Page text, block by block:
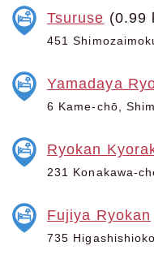
Tsuruse (0.99
451
Yamadaya
6 Kame-chō,
Ryokan
231 Konakawa-
Fujiya Ryokan
735